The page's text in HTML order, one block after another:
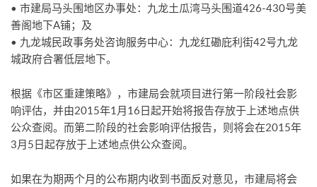
• 市建局马头围地区办事处：九龙土瓜湾马头围道426-430号美
善阁地下A铺；及
• 九龙城民政事务处咨询服务中心：九龙红磡庇利街42号九龙
城政府合署低层地下。
根据《市区重建策略》，市建局会就项目进行第一阶段社会影
响评估，并由2015年1月16日起开始将报告存放于上述地点供
公众查阅。而第二阶段的社会影响评估报告，则将会在2015年
3月5日起存放于上述地点供公众查阅。
如果在为期两个月的公布期内收到书面反对意见，市建局将会